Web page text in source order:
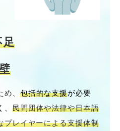
足
、 包括的な支援が必要
民間団体や法律や日本語
プレイヤーによる支援体制